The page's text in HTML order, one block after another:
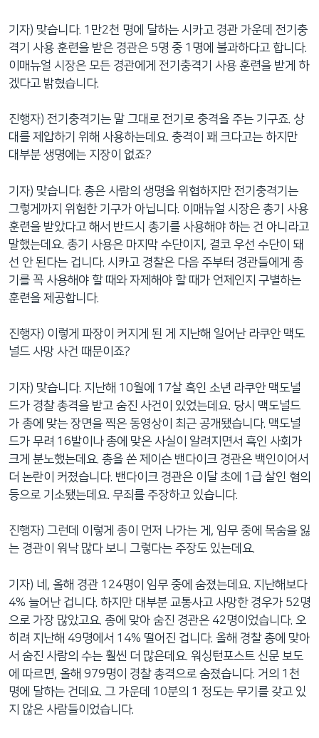
기자) 맞습니다. 1만2천 명에 달하는 시카고 경관 가운데 전기충
격기 사용 훈련을 받은 경관은 5명 중 1명에 불과하다고 합니다.
이매뉴얼 시장은 모든 경관에게 전기충격기 사용 훈련을 받게 하
겠다고 밝혔습니다.
진행자) 전기충격기는 말 그대로 전기로 충격을 주는 기구죠. 상
대를 제압하기 위해 사용하는데요. 충격이 꽤 크다고는 하지만
대부분 생명에는 지장이 없죠?
기자) 맞습니다. 총은 사람의 생명을 위협하지만 전기충격기는
그렇게까지 위험한 기구가 아닙니다. 이매뉴얼 시장은 총기 사용
훈련을 받았다고 해서 반드시 총기를 사용해야 하는 건 아니라고
말했는데요. 총기 사용은 마지막 수단이지, 결코 우선 수단이 돼
선 안 된다는 겁니다. 시카고 경찰은 다음 주부터 경관들에게 총
기를 꼭 사용해야 할 때와 자제해야 할 때가 언제인지 구별하는
훈련을 제공합니다.
진행자) 이렇게 파장이 커지게 된 게 지난해 일어난 라쿠안 맥도
널드 사망 사건 때문이죠?
기자) 맞습니다. 지난해 10월에 17살 흑인 소년 라쿠안 맥도널
드가 경찰 총격을 받고 숨진 사건이 있었는데요. 당시 맥도널드
가 총에 맞는 장면을 찍은 동영상이 최근 공개됐습니다. 맥도널
드가 무려 16발이나 총에 맞은 사실이 알려지면서 흑인 사회가
크게 분노했는데요. 총을 쏜 제이슨 밴다이크 경관은 백인이어서
더 논란이 커졌습니다. 밴다이크 경관은 이달 초에 1급 살인 혐의
등으로 기소됐는데요. 무죄를 주장하고 있습니다.
진행자) 그런데 이렇게 총이 먼저 나가는 게, 임무 중에 목숨을 잃
는 경관이 워낙 많다 보니 그렇다는 주장도 있는데요.
기자) 네, 올해 경관 124명이 임무 중에 숨졌는데요. 지난해보다
4% 늘어난 겁니다. 하지만 대부분 교통사고 사망한 경우가 52명
으로 가장 많았고요. 총에 맞아 숨진 경관은 42명이었습니다. 오
히려 지난해 49명에서 14% 떨어진 겁니다. 올해 경찰 총에 맞아
서 숨진 사람의 수는 훨씬 더 많은데요. 워싱턴포스트 신문 보도
에 따르면, 올해 979명이 경찰 총격으로 숨졌습니다. 거의 1천
명에 달하는 건데요. 그 가운데 10분의 1 정도는 무기를 갖고 있
지 않은 사람들이었습니다.